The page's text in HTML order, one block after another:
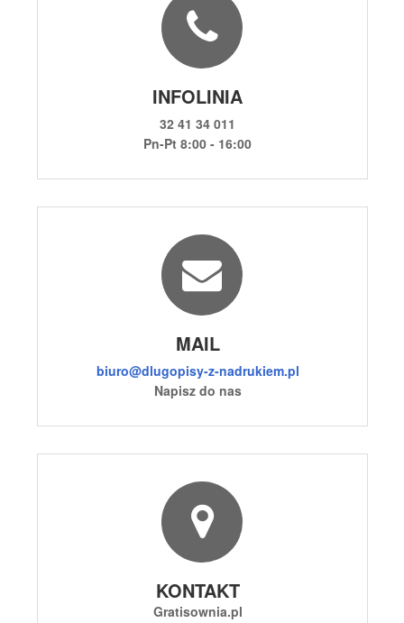
INFOLINIA
32 41 34 011
Pn-Pt 8:00 - 16:00
MAIL
biuro@dlugopisy-z-nadrukiem.pl
Napisz do nas
KONTAKT
Gratisownia.pl